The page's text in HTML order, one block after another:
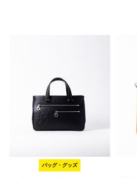
バッグ・グッズ